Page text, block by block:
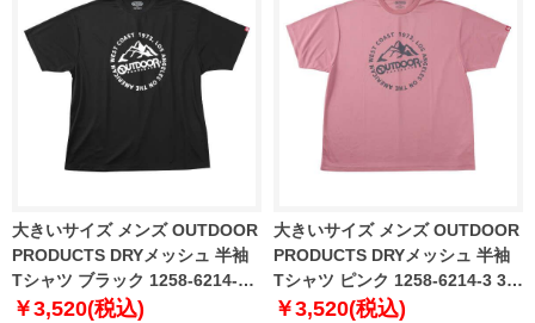
大きいサイズ メンズ OUTDOOR
PRODUCTS DRYメッシュ 半袖
Tシャツ ブラック 1258-6214-2
3L 4L 5L 6L 7L 8L
￥3,520(税込)
大きいサイズ メンズ OUTDOOR
PRODUCTS DRYメッシュ 半袖
Tシャツ ピンク 1258-6214-3 3L
4L 5L 6L 7L 8L
￥3,520(税込)